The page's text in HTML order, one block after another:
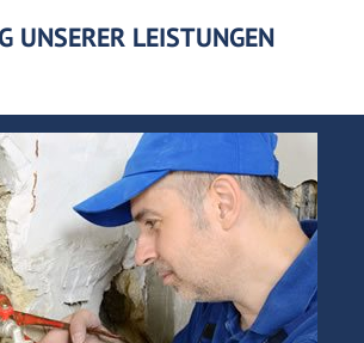
UNSERER LEISTUNGEN